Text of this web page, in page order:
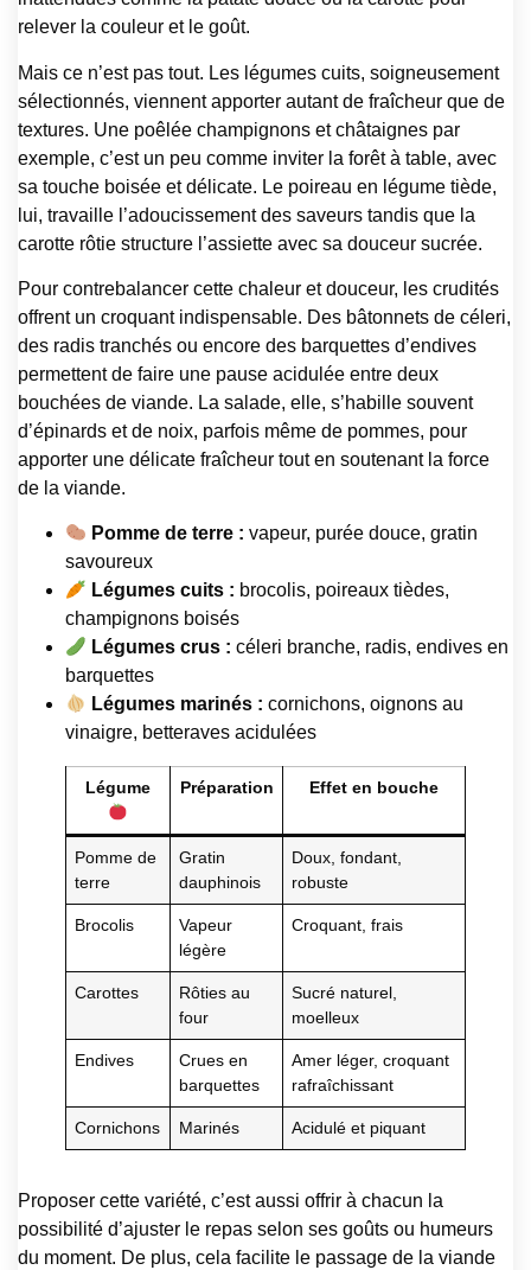
relever la couleur et le goût.
Mais ce n’est pas tout. Les légumes cuits, soigneusement
sélectionnés, viennent apporter autant de fraîcheur que de
textures. Une poêlée champignons et châtaignes par
exemple, c’est un peu comme inviter la forêt à table, avec
sa touche boisée et délicate. Le poireau en légume tiède,
lui, travaille l’adoucissement des saveurs tandis que la
carotte rôtie structure l’assiette avec sa douceur sucrée.
Pour contrebalancer cette chaleur et douceur, les crudités
offrent un croquant indispensable. Des bâtonnets de céleri,
des radis tranchés ou encore des barquettes d’endives
permettent de faire une pause acidulée entre deux
bouchées de viande. La salade, elle, s’habille souvent
d’épinards et de noix, parfois même de pommes, pour
apporter une délicate fraîcheur tout en soutenant la force
de la viande.
Pomme de terre : vapeur, purée douce, gratin
savoureux
Légumes cuits : brocolis, poireaux tièdes,
champignons boisés
Légumes crus : céleri branche, radis, endives en
barquettes
Légumes marinés : cornichons, oignons au
vinaigre, betteraves acidulées
Légume Préparation Effet en bouche
Pomme de
terre
Gratin
dauphinois
Doux, fondant,
robuste
Brocolis
Vapeur
légère
Croquant, frais
Carottes
Rôties au
four
Sucré naturel,
moelleux
Endives
Crues en
barquettes
Amer léger, croquant
rafraîchissant
Cornichons Marinés Acidulé et piquant
Proposer cette variété, c’est aussi offrir à chacun la
possibilité d’ajuster le repas selon ses goûts ou humeurs
du moment. De plus, cela facilite le passage de la viande